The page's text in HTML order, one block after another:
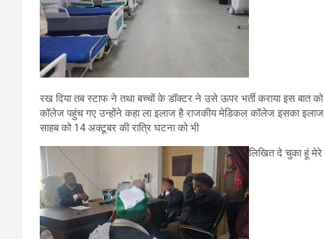
रख दिया तब स्टाफ ने तथा बच्चों के डॉक्टर ने उसे ऊपर भर्ती कराया इस बात
कॉलेज पहुंच गए उन्होंने कहा ला इलाज है राजकीय मेडिकल कॉलेज इसका इलाज
साहब को 14 अक्टूबर की रात्रि घटना को भी
लिखित दे चुका हूं मेरे